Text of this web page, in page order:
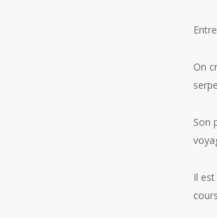
On
Son
Il